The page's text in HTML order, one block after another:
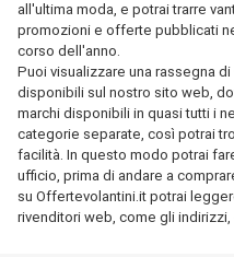
all'ultima moda, e potrai trarre
promozioni e offerte pubblicati
corso dell'anno.
Puoi visualizzare una rassegna
disponibili sul nostro sito web,
marchi disponibili in quasi tutti i
categorie separate, così potrai
facilità. In questo modo potrai
ufficio, prima di andare a
su Offertevolantini.it potrai
rivenditori web, come gli